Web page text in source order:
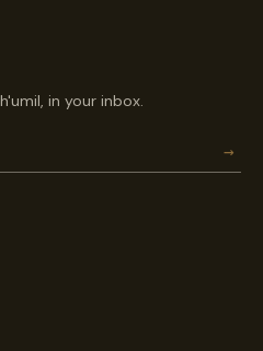
in your inbox.
→